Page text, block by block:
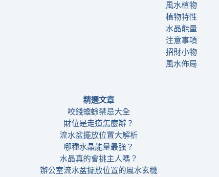
風水植物
植物特性
水晶能量
注意事項
招財小物
風水佈局
精選文章
咬錢蟾蜍禁忌大全
財位是走道怎麼辦？
流水盆擺放位置大解析
哪種水晶能量最強？
水晶真的會挑主人嗎？
辦公室流水盆擺放位置的風水玄機